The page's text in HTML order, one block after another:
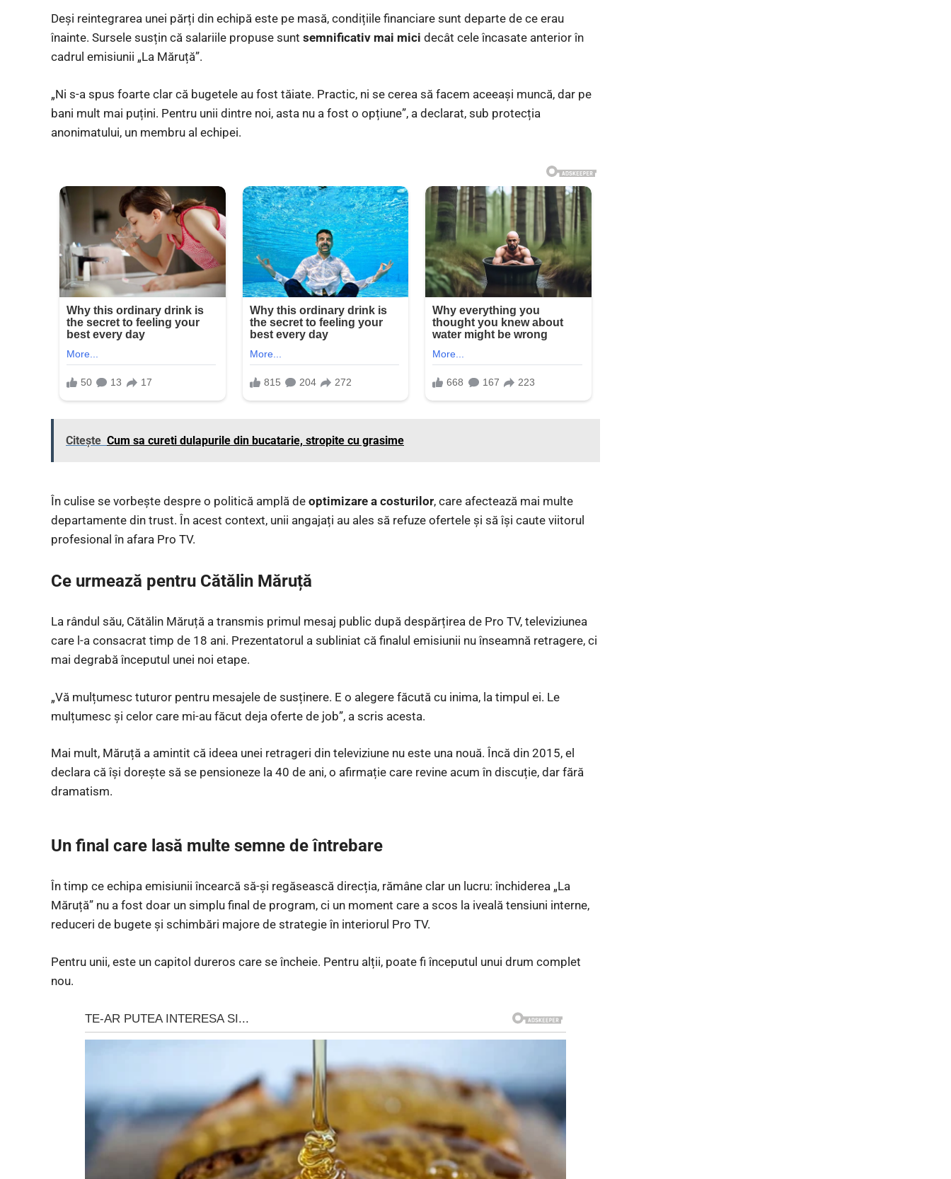
Deși reintegrarea unei părți din echipă este pe masă, condițiile financiare sunt departe de ce erau
înainte. Sursele susțin că salariile propuse sunt semnificativ mai mici decât cele încasate anterior în
cadrul emisiunii „La Măruță”.
„Ni s-a spus foarte clar că bugetele au fost tăiate. Practic, ni se cerea să facem aceeași muncă, dar pe
bani mult mai puțini. Pentru unii dintre noi, asta nu a fost o opțiune”, a declarat, sub protecția
anonimatului, un membru al echipei.
Citește Cum sa cureti dulapurile din bucatarie, stropite cu grasime
În culise se vorbește despre o politică amplă de optimizare a costurilor, care afectează mai multe
departamente din trust. În acest context, unii angajați au ales să refuze ofertele și să își caute viitorul
profesional în afara Pro TV.
Ce urmează pentru Cătălin Măruță
La rândul său, Cătălin Măruță a transmis primul mesaj public după despărțirea de Pro TV, televiziunea
care l-a consacrat timp de 18 ani. Prezentatorul a subliniat că finalul emisiunii nu înseamnă retragere, ci
mai degrabă începutul unei noi etape.
„Vă mulțumesc tuturor pentru mesajele de susținere. E o alegere făcută cu inima, la timpul ei. Le
mulțumesc și celor care mi-au făcut deja oferte de job”, a scris acesta.
Mai mult, Măruță a amintit că ideea unei retrageri din televiziune nu este una nouă. Încă din 2015, el
declara că își dorește să se pensioneze la 40 de ani, o afirmație care revine acum în discuție, dar fără
dramatism.
Un final care lasă multe semne de întrebare
În timp ce echipa emisiunii încearcă să-și regăsească direcția, rămâne clar un lucru: închiderea „La
Măruță” nu a fost doar un simplu final de program, ci un moment care a scos la iveală tensiuni interne,
reduceri de bugete și schimbări majore de strategie în interiorul Pro TV.
Pentru unii, este un capitol dureros care se încheie. Pentru alții, poate fi începutul unui drum complet
nou.